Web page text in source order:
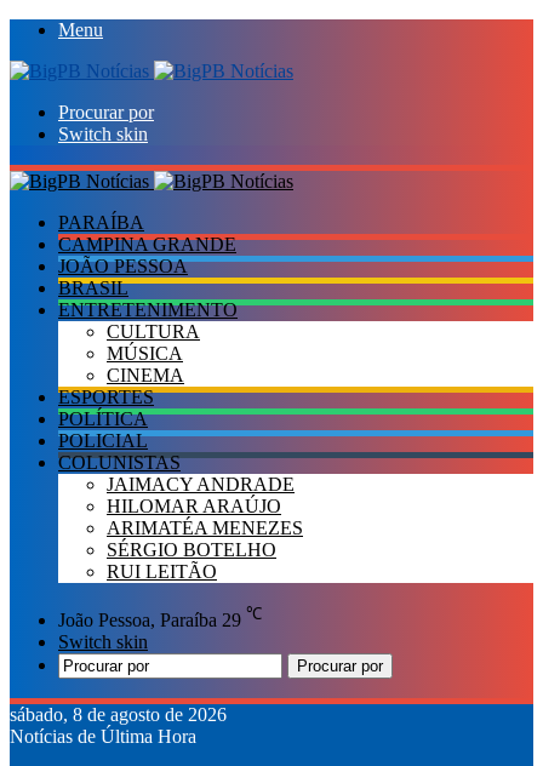
Menu
Procurar por
Switch skin
PARAÍBA
CAMPINA GRANDE
JOÃO PESSOA
BRASIL
ENTRETENIMENTO
CULTURA
MÚSICA
CINEMA
ESPORTES
POLÍTICA
POLICIAL
COLUNISTAS
JAIMACY ANDRADE
HILOMAR ARAÚJO
ARIMATÉA MENEZES
SÉRGIO BOTELHO
RUI LEITÃO
João Pessoa, Paraíba 29 ℃
Switch skin
Procurar por
sábado, 8 de agosto de 2026
Notícias de Última Hora